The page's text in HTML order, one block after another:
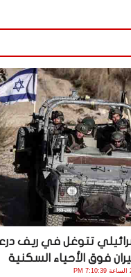
تتوغل في ريف درعا
فوق الأحياء السكنية